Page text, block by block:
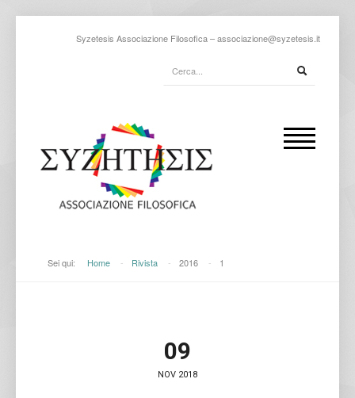
Syzetesis Associazione Filosofica –associazione@syzetesis.it
Sei qui: Home - Rivista - 2016 - 1
09
NOV 2018